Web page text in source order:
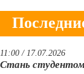
11:00 / 17.07.2026
Стань студентом